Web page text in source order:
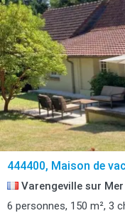
444400, Maison de
Varengeville sur Mer
6 personnes, 150 m², 3